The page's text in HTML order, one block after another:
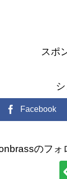
スポ
Facebook
のフォ